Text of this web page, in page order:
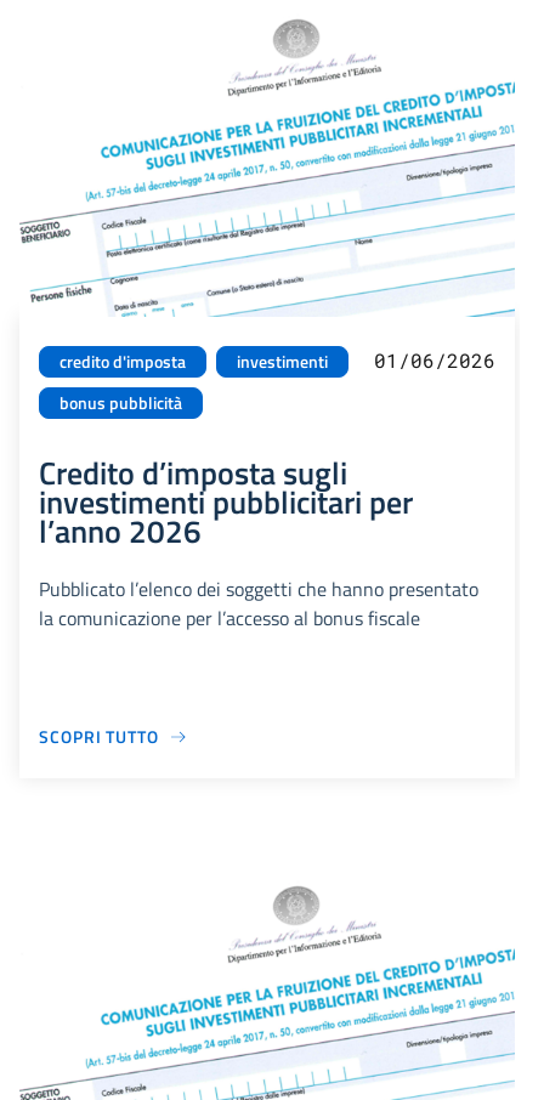
credito d'imposta
investimenti
bonus pubblicità
01/06/2026
Credito d’imposta sugli
investimenti pubblicitari per
l’anno 2026
Pubblicato l’elenco dei soggetti che hanno presentato
la comunicazione per l’accesso al bonus fiscale
SCOPRI TUTTO